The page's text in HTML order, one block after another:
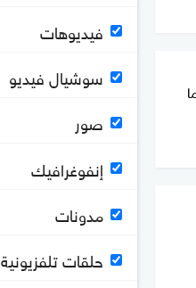
فيديوهات
سوشيال فيديو
صور
إنفوغرافيك
مدونات
حلقات تلفزيونية